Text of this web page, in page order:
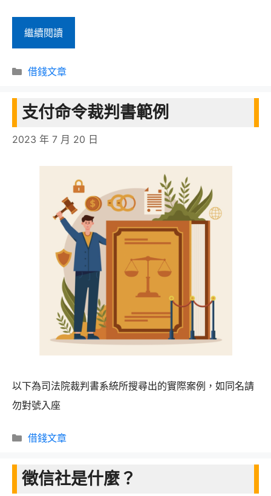
繼續閱讀本
票
裁
裁
實
例-
駱
思
澔
分
借錢文章
支付命令裁判書範例
2023 年 7 月 20 日
以下為司法院裁判書系統所搜尋出的實際案例，如同名請
勿對號入座
分
借錢文章
徵信社是什麼？